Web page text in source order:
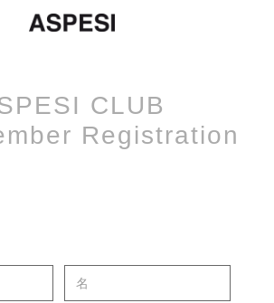
CLUB
Registration